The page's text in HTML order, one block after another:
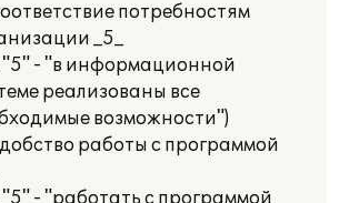
потребностям
_5_
"5" - "в информационной
реализованы все
возможности")
работы с программой
"5" - "работать с программой